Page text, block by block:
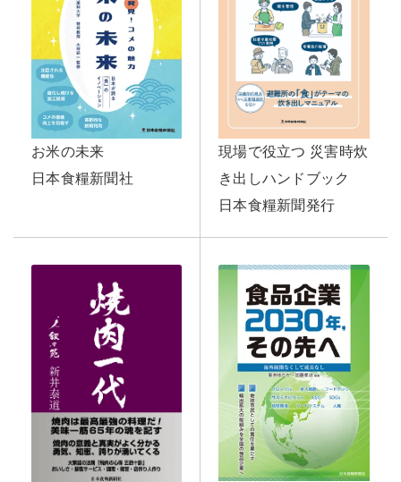
お米の未来
日本食糧新聞社
現場で役立つ 災害時炊
き出しハンドブック
日本食糧新聞発行